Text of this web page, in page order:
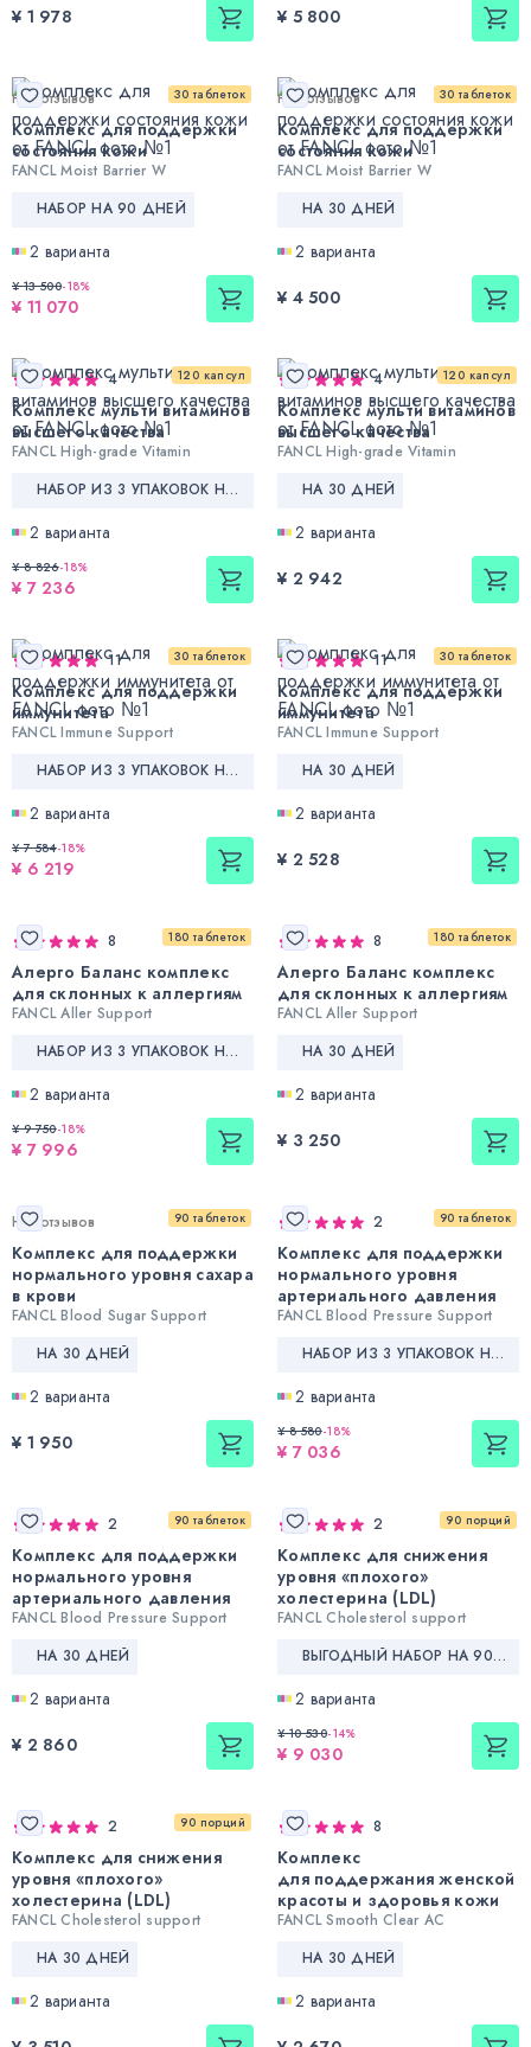
¥ 1 978
¥ 5 800
30 таблеток
Нет отзывов
Комплекс для поддержки
состояния кожи
FANCL Moist Barrier W
НАБОР НА 90 ДНЕЙ
2 варианта
¥ 13 500-18%
¥ 11 070
30 таблеток
Нет отзывов
Комплекс для поддержки
состояния кожи
FANCL Moist Barrier W
НА 30 ДНЕЙ
2 варианта
¥ 4 500
120 капсул
4
Комплекс мульти витаминов
высшего качества
FANCL High-grade Vitamin
НАБОР ИЗ 3 УПАКОВОК НА 90 ДНЕЙ
2 варианта
¥ 8 826-18%
¥ 7 236
120 капсул
4
Комплекс мульти витаминов
высшего качества
FANCL High-grade Vitamin
НА 30 ДНЕЙ
2 варианта
¥ 2 942
30 таблеток
11
Комплекс для поддержки
иммунитета
FANCL Immune Support
НАБОР ИЗ 3 УПАКОВОК НА 90 ДНЕЙ
2 варианта
¥ 7 584-18%
¥ 6 219
30 таблеток
11
Комплекс для поддержки
иммунитета
FANCL Immune Support
НА 30 ДНЕЙ
2 варианта
¥ 2 528
180 таблеток
8
Алерго Баланс комплекс
для склонных к аллергиям
FANCL Aller Support
НАБОР ИЗ 3 УПАКОВОК НА 90 ДНЕЙ
2 варианта
¥ 9 750-18%
¥ 7 996
180 таблеток
8
Алерго Баланс комплекс
для склонных к аллергиям
FANCL Aller Support
НА 30 ДНЕЙ
2 варианта
¥ 3 250
90 таблеток
Нет отзывов
Комплекс для поддержки
нормального уровня сахара
в крови
FANCL Blood Sugar Support
НА 30 ДНЕЙ
2 варианта
¥ 1 950
90 таблеток
2
Комплекс для поддержки
нормального уровня
артериального давления
FANCL Blood Pressure Support
НАБОР ИЗ 3 УПАКОВОК НА 90 ДНЕЙ
2 варианта
¥ 8 580-18%
¥ 7 036
90 таблеток
2
Комплекс для поддержки
нормального уровня
артериального давления
FANCL Blood Pressure Support
НА 30 ДНЕЙ
2 варианта
¥ 2 860
90 порций
2
Комплекс для снижения
уровня «плохого»
холестерина (LDL)
FANCL Cholesterol support
ВЫГОДНЫЙ НАБОР НА 90 ДНЕЙ
2 варианта
¥ 10 530-14%
¥ 9 030
90 порций
2
Комплекс для снижения
уровня «плохого»
холестерина (LDL)
FANCL Cholesterol support
НА 30 ДНЕЙ
2 варианта
8
Комплекс
для поддержания женской
красоты и здоровья кожи
FANCL Smooth Clear AC
НА 30 ДНЕЙ
2 варианта